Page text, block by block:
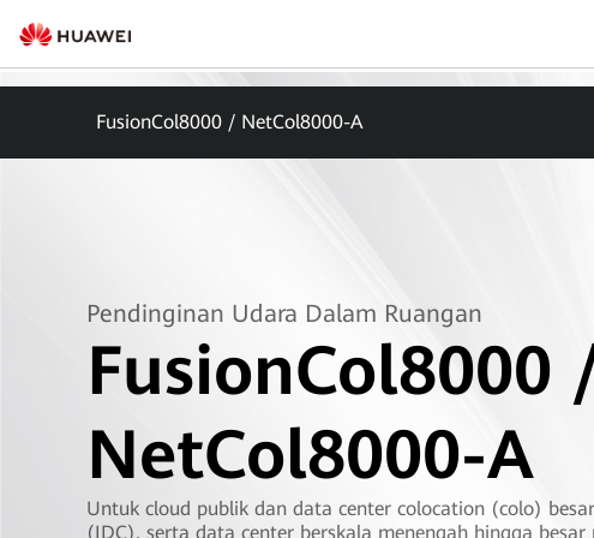
FusionCol8000 / NetCol8000-A
Pendinginan Udara Dalam Ruangan
FusionCol8000
NetCol8000-A
Untuk cloud publik dan data center colocation (colo)
(IDC), serta data center berskala menengah hingga besar